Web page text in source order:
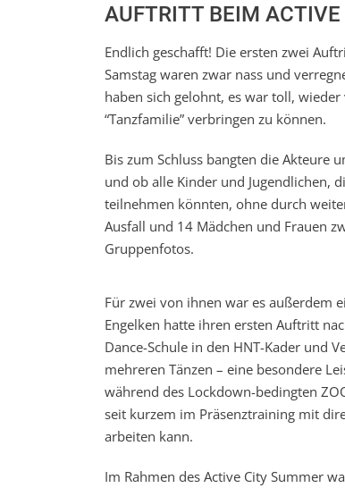
AUFTRITT BEIM
Endlich geschafft! Die ersten zwei
Samstag waren zwar nass und
haben sich gelohnt, es war toll,
“Tanzfamilie” verbringen zu können.
Bis zum Schluss bangten die Akteure
und ob alle Kinder und Jugendlichen,
teilnehmen könnten, ohne durch
Ausfall und 14 Mädchen und Frauen
Gruppenfotos.
Für zwei von ihnen war es außerdem
Engelken hatte ihren ersten Auftritt
Dance-Schule in den HNT-Kader und
mehreren Tänzen – eine besondere
während des Lockdown-bedingten
seit kurzem im Präsenztraining mit
arbeiten kann.
Im Rahmen des Active City Summer